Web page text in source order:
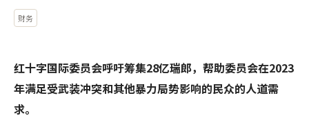
财务
红十字国际委员会呼吁筹集28亿瑞郎，帮助委员会在2023
年满足受武装冲突和其他暴力局势影响的民众的人道需
求。